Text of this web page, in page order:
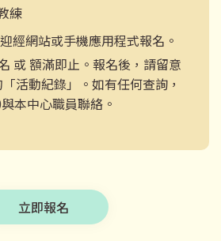
練
經網站或手機應用程式報名。
或 額滿即止。報名後，請留意
「活動紀錄」。如有任何查詢，
本中心職員聯絡。
立即報名